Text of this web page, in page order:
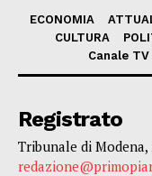
ECONOMIA
CULTURA
Canale
Registrato
Tribunale di Modena,